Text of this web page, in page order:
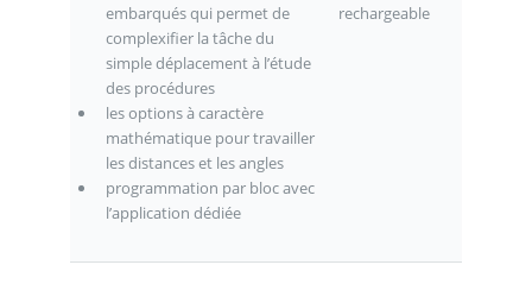
embarqués qui permet de
complexifier la tâche du
simple déplacement à l’étude
des procédures
les options à caractère
mathématique pour travailler
les distances et les angles
programmation par bloc avec
l’application dédiée
rechargeable